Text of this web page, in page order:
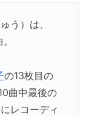
う）は、
の13枚目の
曲中最後の
レコーディ